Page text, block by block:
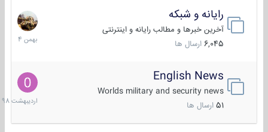
رایانه و شبکه
آخرین خبرها و مطالب رایانه و اینترنتی
6,045 ارسال ها
30
بهمن
1404
English News
Worlds military and security news
51 ارسال ها
10
1398